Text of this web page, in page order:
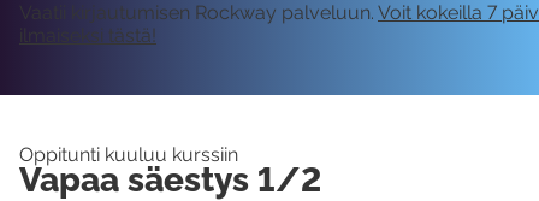
Vaatii kirjautumisen Rockway palveluun. Voit kokeilla 7
ilmaiseksi tästä!
Oppitunti kuuluu kurssiin
Vapaa säestys 1/2